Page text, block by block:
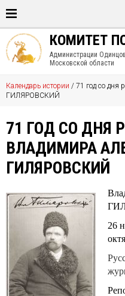
КОМИТЕТ
Администрации
Московской области
Календарь истории / 71 год со дня
ГИЛЯРОВСКИЙ
71 ГОД СО ДНЯ
ВЛАДИМИРА
ГИЛЯРОВСКИЙ
26